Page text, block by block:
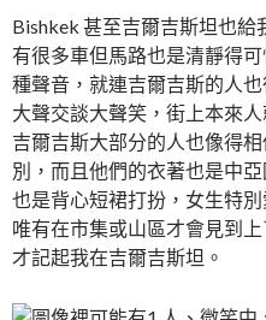
Bishkek 甚至吉爾吉斯坦也
有很多車但馬路也是清靜得
種聲音，就連吉爾吉斯的人
大聲交談大聲笑，街上本來
吉爾吉斯大部分的人也像得
別，而且他們的衣著也是中
也是背心短裙打扮，女生特
唯有在市集或山區才會見到
才記起我在吉爾吉斯坦。